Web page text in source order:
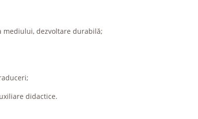
mediului, dezvoltare durabilă;
didactice.